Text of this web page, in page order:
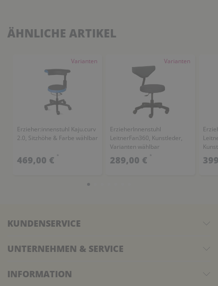
ÄHNLICHE ARTIKEL
Varianten
Erzieher:innenstuhl Kaju.curv
2.0, Sitzhöhe & Farbe wählbar
469,00 € *
Varianten
ErzieherInnenstuhl
LeitnerFan360, Kunstleder,
Varianten wählbar
289,00 € *
KUNDENSERVICE
UNTERNEHMEN & SERVICE
INFORMATION